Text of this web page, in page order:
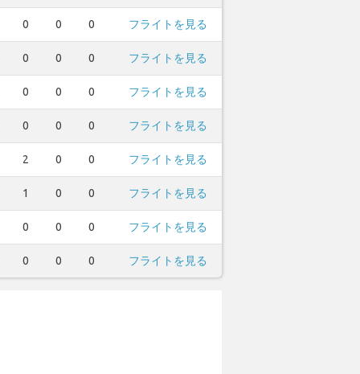
0 0 0 フライトを見る
0 0 0 フライトを見る
0 0 0 フライトを見る
0 0 0 フライトを見る
2 0 0 フライトを見る
1 0 0 フライトを見る
0 0 0 フライトを見る
0 0 0 フライトを見る